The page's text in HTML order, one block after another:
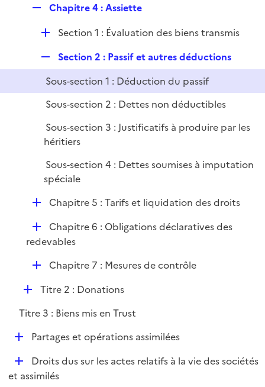
p
e
r
Chapitre 4 : Assiette
D
i
e
Section 1 : Évaluation des biens transmis
e
p
e
r
Section 2 : Passif et autres déductions
Sous-section 1 : Déduction du passif
Sous-section 2 : Dettes non déductibles
Sous-section 3 : Justificatifs à produire par les
héritiers
Sous-section 4 : Dettes soumises à imputation
spéciale
D
l
r
Chapitre 5 : Tarifs et liquidation des droits
D
é
i
e
r
Chapitre 6 : Obligations déclaratives des
redevables
D
p
l
i
e
Chapitre 7 : Mesures de contrôle
D
p
l
e
r
Titre 2 : Donations
Titre 3 : Biens mis en Trust
D
l
Partages et opérations assimilées
D
é
Droits dus sur les actes relatifs à la vie des sociétés
et assimilés